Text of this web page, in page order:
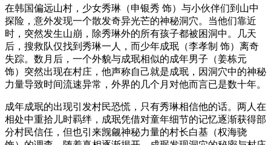
在韩国偏远山村，少女秀琳（申银秀 饰）与小伙伴们到山中
探险，意外发现一个散发奇异光芒的神秘洞穴。当他们靠近
时，突然发生山崩，除秀琳外的所有孩子都被困洞中。几天
后，搜救队仅找到秀琳一人，而少年成珉（李孝制 饰）离奇
失踪。数月后，一个外貌与成珉相似的成年男子（姜栋元
饰）突然出现在村庄，他声称自己就是成珉，因洞穴中的神秘
力量导致时间流速异常，外界的几个月对他而言已是数十年。
成年成珉的出现引发村民恐慌，只有秀琳相信他的话。两人在
相处中重拾儿时羁绊，成珉凭借对童年细节的记忆逐渐获得部
分村民信任，但也引来觊觎神秘力量的村长白基（权海骁